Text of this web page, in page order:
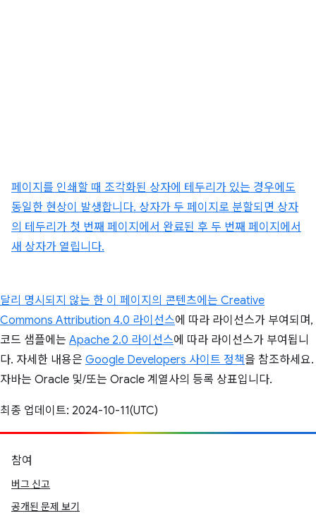
페이지를 인쇄할 때 조각화된 상자에 테두리가 있는 경우에도
동일한 현상이 발생합니다. 상자가 두 페이지로 분할되면 상자
의 테두리가 첫 번째 페이지에서 완료된 후 두 번째 페이지에서
새 상자가 열립니다.
달리 명시되지 않는 한 이 페이지의 콘텐츠에는 Creative
Commons Attribution 4.0 라이선스에 따라 라이선스가 부여되며,
코드 샘플에는 Apache 2.0 라이선스에 따라 라이선스가 부여됩니
다. 자세한 내용은 Google Developers 사이트 정책 을 참조하세요.
자바는 Oracle 및/또는 Oracle 계열사의 등록 상표입니다.
최종 업데이트: 2024-10-11(UTC)
참여
버그 신고
공개된 문제 보기